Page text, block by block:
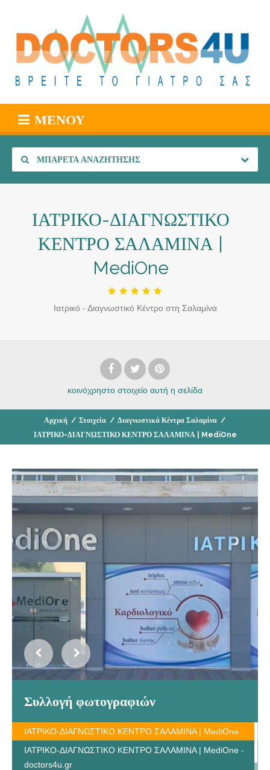
ΜΕΝΟΎ
ΜΠΑΡΈΤΑ ΑΝΑΖΉΤΗΣΗΣ
ΙΑΤΡΙΚΟ-ΔΙΑΓΝΩΣΤΙΚΟ
ΚΕΝΤΡΟ ΣΑΛΑΜΙΝΑ |
MediOne
Ιατρικό - Διαγνωστικό Κέντρο στη Σαλαμίνα
κοινόχρηστο στοιχείο αυτή η σελίδα
Αρχική / Στοιχεία / Διαγνωστικά Κέντρα Σαλαμίνα /
ΙΑΤΡΙΚΟ-ΔΙΑΓΝΩΣΤΙΚΟ ΚΕΝΤΡΟ ΣΑΛΑΜΙΝΑ | MediOne
Συλλογή φωτογραφιών
ΙΑΤΡΙΚΟ-ΔΙΑΓΝΩΣΤΙΚΟ ΚΕΝΤΡΟ ΣΑΛΑΜΙΝΑ | MediOne
ΙΑΤΡΙΚΟ-ΔΙΑΓΝΩΣΤΙΚΟ ΚΕΝΤΡΟ ΣΑΛΑΜΙΝΑ | MediOne -
doctors4u.gr